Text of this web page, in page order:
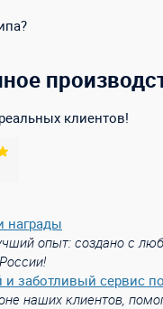
клиентов!
награды
опыт: создано с
заботливый сервис
наших клиентов,